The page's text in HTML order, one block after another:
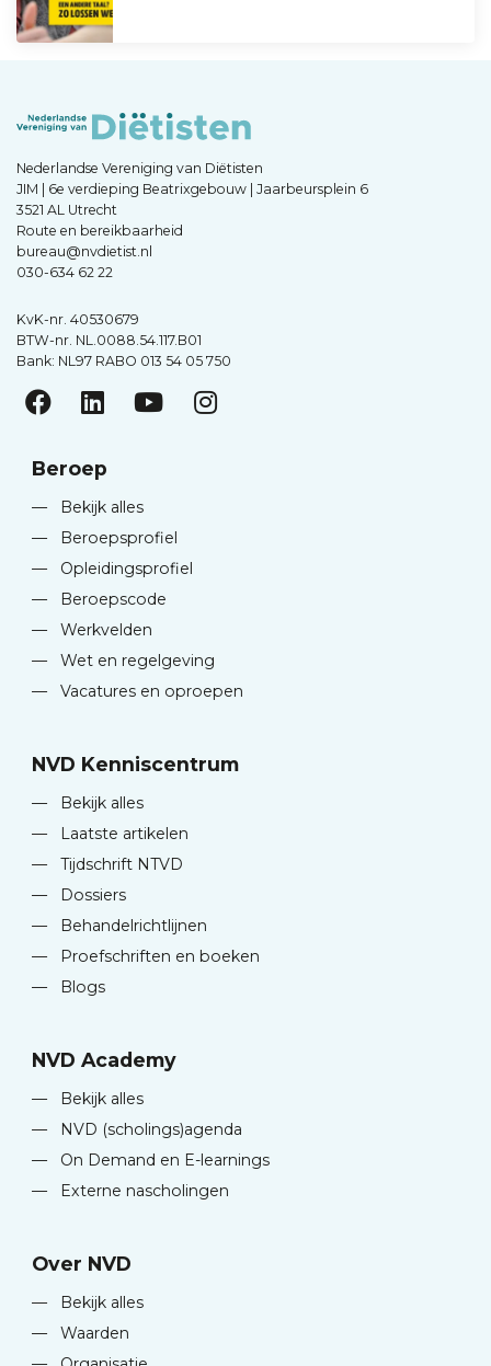
Nederlandse Vereniging van Diëtisten
JIM | 6e verdieping Beatrixgebouw | Jaarbeursplein 6
3521 AL Utrecht
Route en bereikbaarheid
bureau@nvdietist.nl
030-634 62 22
KvK-nr. 40530679
BTW-nr. NL.0088.54.117.B01
Bank: NL97 RABO 013 54 05 750
Beroep
—
Bekijk alles
—
Beroepsprofiel
—
Opleidingsprofiel
—
Beroepscode
—
Werkvelden
—
Wet en regelgeving
—
Vacatures en oproepen
NVD Kenniscentrum
—
Bekijk alles
—
Laatste artikelen
—
Tijdschrift NTVD
—
Dossiers
—
Behandelrichtlijnen
—
Proefschriften en boeken
—
Blogs
NVD Academy
—
Bekijk alles
—
NVD (scholings)agenda
—
On Demand en E-learnings
—
Externe nascholingen
Over NVD
—
Bekijk alles
—
Waarden